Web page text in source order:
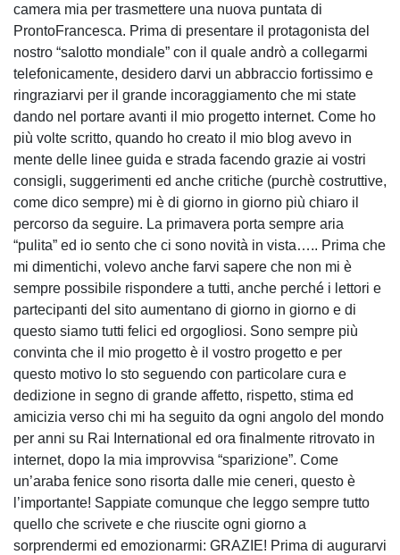
camera mia per trasmettere una nuova puntata di
ProntoFrancesca. Prima di presentare il protagonista del
nostro “salotto mondiale” con il quale andrò a collegarmi
telefonicamente, desidero darvi un abbraccio fortissimo e
ringraziarvi per il grande incoraggiamento che mi state
dando nel portare avanti il mio progetto internet. Come ho
più volte scritto, quando ho creato il mio blog avevo in
mente delle linee guida e strada facendo grazie ai vostri
consigli, suggerimenti ed anche critiche (purchè costruttive,
come dico sempre) mi è di giorno in giorno più chiaro il
percorso da seguire. La primavera porta sempre aria
“pulita” ed io sento che ci sono novità in vista….. Prima che
mi dimentichi, volevo anche farvi sapere che non mi è
sempre possibile rispondere a tutti, anche perché i lettori e
partecipanti del sito aumentano di giorno in giorno e di
questo siamo tutti felici ed orgogliosi. Sono sempre più
convinta che il mio progetto è il vostro progetto e per
questo motivo lo sto seguendo con particolare cura e
dedizione in segno di grande affetto, rispetto, stima ed
amicizia verso chi mi ha seguito da ogni angolo del mondo
per anni su Rai International ed ora finalmente ritrovato in
internet, dopo la mia improvvisa “sparizione”. Come
un’araba fenice sono risorta dalle mie ceneri, questo è
l’importante! Sappiate comunque che leggo sempre tutto
quello che scrivete e che riuscite ogni giorno a
sorprendermi ed emozionarmi: GRAZIE! Prima di augurarvi